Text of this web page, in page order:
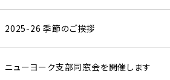
2025-26 季節のご挨拶
ニューヨーク支部同窓会を開催します